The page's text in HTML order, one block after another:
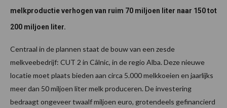
melkproductie verhogen van ruim 70 miljoen liter naar 150 tot
200 miljoen liter.
Centraal in de plannen staat de bouw van een zesde
melkveebedrijf: CUT 2 in Câlnic, in de regio Alba. Deze nieuwe
locatie moet plaats bieden aan circa 5.000 melkkoeien en jaarlijks
meer dan 50 miljoen liter melk produceren. De investering
bedraagt ongeveer twaalf miljoen euro, grotendeels gefinancierd